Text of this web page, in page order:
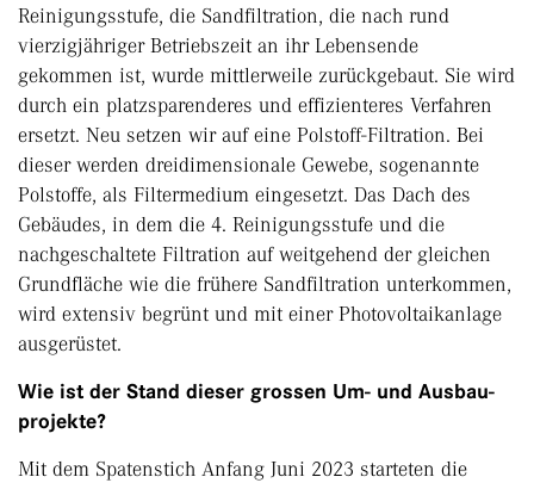
Reinigungsstufe, die Sandfiltration, die nach rund
vierzigjähriger Betriebszeit an ihr Lebensende
gekommen ist, wurde mittlerweile zurückgebaut. Sie wird
durch ein platzsparenderes und effizienteres Verfahren
ersetzt. Neu setzen wir auf eine Polstoff-Filtration. Bei
dieser werden dreidimensionale Gewebe, sogenannte
Polstoffe, als Filtermedium eingesetzt. Das Dach des
Gebäudes, in dem die 4. Reinigungsstufe und die
nachgeschaltete Filtration auf weitgehend der gleichen
Grundfläche wie die frühere ­Sandfiltration ­unterkommen,
wird extensiv begrünt und mit einer Photo­voltaikanlage
ausgerüstet.
Wie ist der Stand dieser grossen Um- und Ausbau­
projekte?
Mit dem Spatenstich Anfang Juni 2023 starteten die